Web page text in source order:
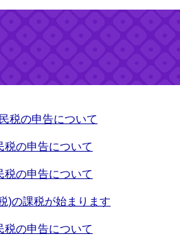
税の申告について
税の申告について
税の申告について
)の課税が始まります
税の申告について